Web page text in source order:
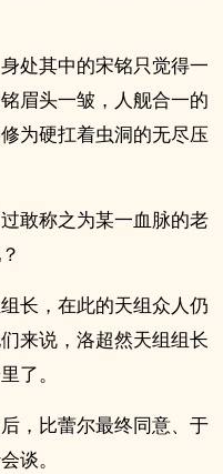
处其中的宋铭只觉得一
眉头一皱，人舰合一的
为硬扛着虫洞的无尽压
敢称之为某一血脉的老
长，在此的天组众人仍
来说，洛超然天组组长
了。
，比蕾尔最终同意、于
谈。